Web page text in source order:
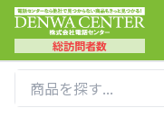
総訪問者数